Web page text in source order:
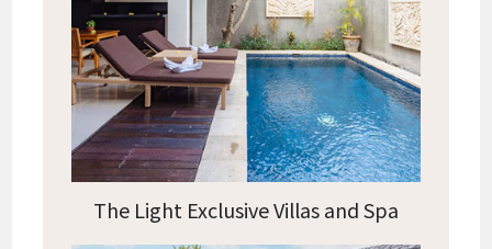
The Light Exclusive Villas and Spa